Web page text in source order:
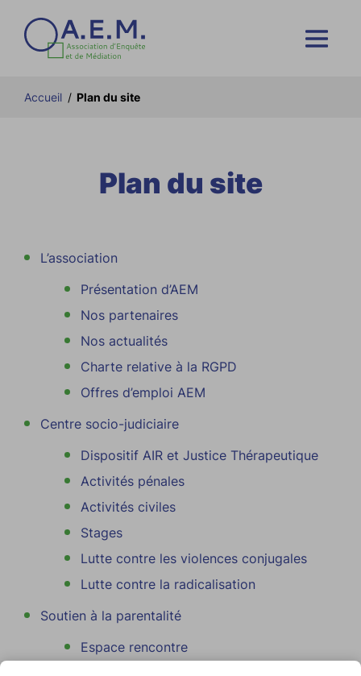
Accueil / Plan du site
Plan du site
L’association
Présentation d’AEM
Nos partenaires
Nos actualités
Charte relative à la RGPD
Offres d’emploi AEM
Centre socio-judiciaire
Dispositif AIR et Justice Thérapeutique
Activités pénales
Activités civiles
Stages
Lutte contre les violences conjugales
Lutte contre la radicalisation
Soutien à la parentalité
Espace rencontre